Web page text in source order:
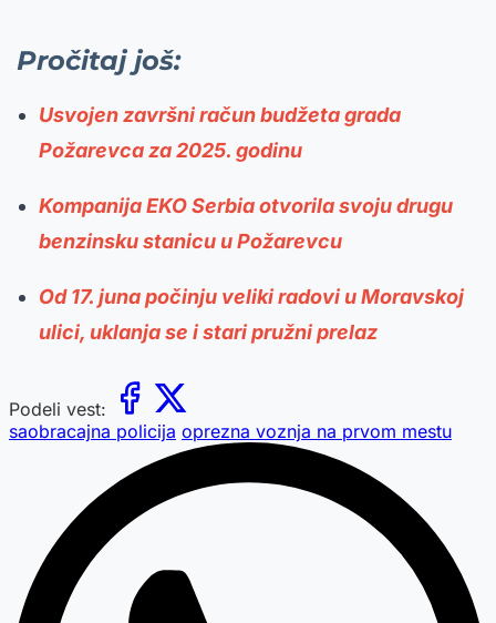
Pročitaj još:
Usvojen završni račun budžeta grada
Požarevca za 2025. godinu
Kompanija EKO Serbia otvorila svoju drugu
benzinsku stanicu u Požarevcu
Od 17. juna počinju veliki radovi u Moravskoj
ulici, uklanja se i stari pružni prelaz
Podeli vest:
saobracajna policija oprezna voznja na prvom mestu